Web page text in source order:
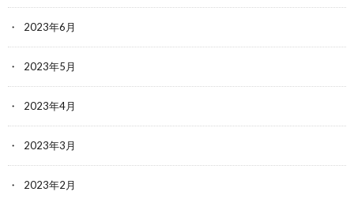
2023年6月
2023年5月
2023年4月
2023年3月
2023年2月